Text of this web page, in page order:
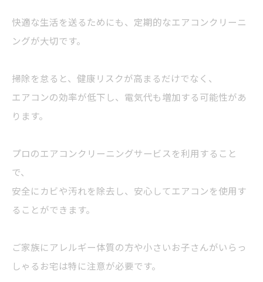
快適な生活を送るためにも、定期的なエアコンクリーニ
ングが大切です。
掃除を怠ると、健康リスクが高まるだけでなく、
エアコンの効率が低下し、電気代も増加する可能性があ
ります。
プロのエアコンクリーニングサービスを利用すること
で、
安全にカビや汚れを除去し、安心してエアコンを使用す
ることができます。
ご家族にアレルギー体質の方や小さいお子さんがいらっ
しゃるお宅は特に注意が必要です。